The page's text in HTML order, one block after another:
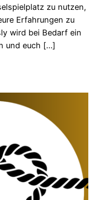
zu nutzen,
Erfahrungen zu
wird bei Bedarf ein
und euch […]